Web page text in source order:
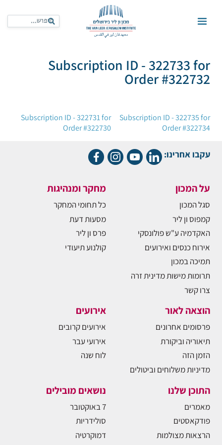
Subscription ID - 322733 for
Order #322732
ניווט
Subscription ID - 322731 for
Order #322730
Subscription ID - 322735 for
Order #322734
עקבו אחרינו:
על המכון
סגל המכון
קמפוס ון ליר
האקדמיה ע"ש פולונסקי
אירוח כנסים ואירועים
תמיכה במכון
תרומות מישות מדינית זרה
צרו קשר
מחקר ומנהיגות
כל תחומי המחקר
מסעות דעת
פרס ון ליר
קולנוע תיעודי
הוצאה לאור
פרסומים אחרונים
תיאוריה וביקורת
הזמן הזה
מדיניות משלוחים וביטולים
אירועים
אירועים קרובים
אירועי עבר
לוח שנה
התוכן שלנו
מאמרים
פודקאסטים
הרצאות מצולמות
נושאים מובילים
7 באוקטובר
סולידריות
דמוקרטיה